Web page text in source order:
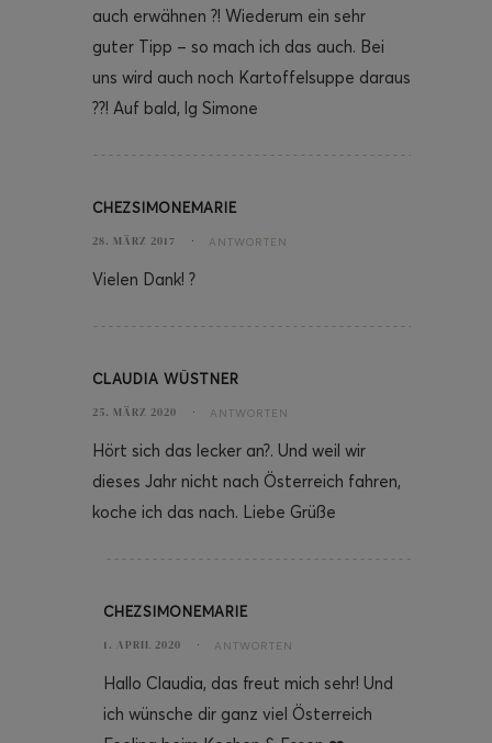
auch erwähnen ?! Wiederum ein sehr
guter Tipp – so mach ich das auch. Bei
uns wird auch noch Kartoffelsuppe daraus
??! Auf bald, lg Simone
CHEZSIMONEMARIE
28. MÄRZ 2017 ANTWORTEN
Vielen Dank! ?
CLAUDIA WÜSTNER
25. MÄRZ 2020 ANTWORTEN
Hört sich das lecker an?. Und weil wir
dieses Jahr nicht nach Österreich fahren,
koche ich das nach. Liebe Grüße
CHEZSIMONEMARIE
1. APRIL 2020 ANTWORTEN
Hallo Claudia, das freut mich sehr! Und
ich wünsche dir ganz viel Österreich